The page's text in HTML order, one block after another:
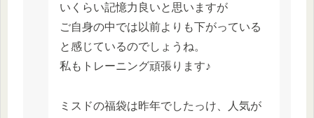
いくらい記憶力良いと思いますが
ご自身の中では以前よりも下がっている
と感じているのでしょうね。
私もトレーニング頑張ります♪
ミスドの福袋は昨年でしたっけ、人気が